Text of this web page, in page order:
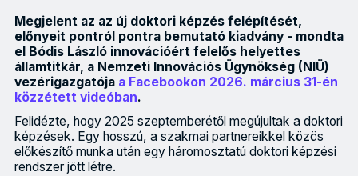
Megjelent az az új doktori képzés felépítését,
előnyeit pontról pontra bemutató kiadvány - mondta
el Bódis László innovációért felelős helyettes
államtitkár, a Nemzeti Innovációs Ügynökség (NIÜ)
vezérigazgatója a Facebookon 2026. március 31-én
közzétett videóban.
Felidézte, hogy 2025 szeptemberétől megújultak a doktori
képzések. Egy hosszú, a szakmai partnereikkel közös
előkészítő munka után egy háromosztatú doktori képzési
rendszer jött létre.